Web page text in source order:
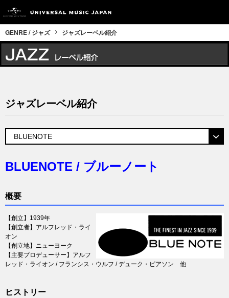
GENRE / ジャズ ジャズレーベル紹介
ジャズレーベル紹介
BLUENOTE / ブルーノート
概要
【創立】1939年
【創立者】アルフレッド・ライ
オン
【創立地】ニューヨーク
【主要プロデューサー】アルフ
レッド・ライオン / フランシス・ウルフ / デューク・ピアソン 他
ヒストリー